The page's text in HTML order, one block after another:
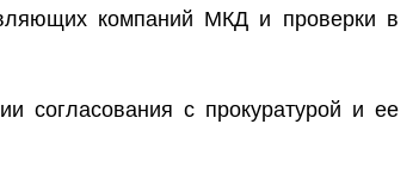
компаний МКД и проверки в
согласования с прокуратурой и ее